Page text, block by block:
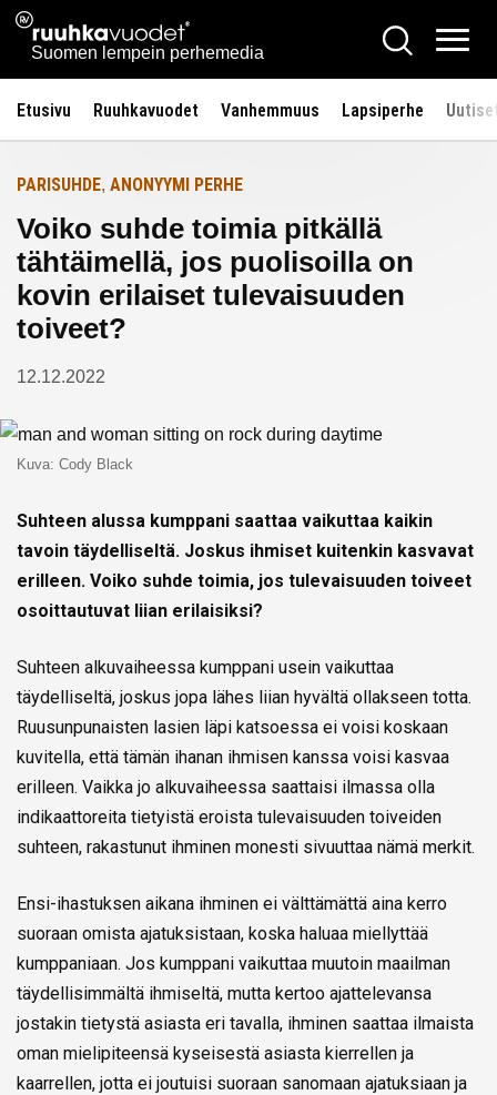
Siirry
sisältöön
Ruuhkavuodet.fi
Suomen lempein perhemedia
Hae
Etusivu Ruuhkavuodet Vanhemmuus Lapsiperhe
Etusivulle
PARISUHDE, ANONYYMI PERHE
Voiko suhde toimia pitkällä
tähtäimellä, jos puolisoilla on
kovin erilaiset tulevaisuuden
toiveet?
12.12.2022
Kuva: Cody Black
Suhteen alussa kumppani saattaa vaikuttaa kaikin
tavoin täydelliseltä. Joskus ihmiset kuitenkin kasvavat
erilleen. Voiko suhde toimia, jos tulevaisuuden toiveet
osoittautuvat liian erilaisiksi?
Suhteen alkuvaiheessa kumppani usein vaikuttaa
täydelliseltä, joskus jopa lähes liian hyvältä ollakseen totta.
Ruusunpunaisten lasien läpi katsoessa ei voisi koskaan
kuvitella, että tämän ihanan ihmisen kanssa voisi kasvaa
erilleen. Vaikka jo alkuvaiheessa saattaisi ilmassa olla
indikaattoreita tietyistä eroista tulevaisuuden toiveiden
suhteen, rakastunut ihminen monesti sivuuttaa nämä merkit.
Ensi-ihastuksen aikana ihminen ei välttämättä aina kerro
suoraan omista ajatuksistaan, koska haluaa miellyttää
kumppaniaan. Jos kumppani vaikuttaa muutoin maailman
täydellisimmältä ihmiseltä, mutta kertoo ajattelevansa
jostakin tietystä asiasta eri tavalla, ihminen saattaa ilmaista
oman mielipiteensä kyseisestä asiasta kierrellen ja
kaarrellen, jotta ei joutuisi suoraan sanomaan ajatuksiaan ja